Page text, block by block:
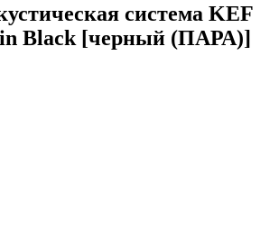
система KEF
Black [черный (ПАРА)]